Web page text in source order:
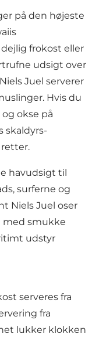
på den højeste
frokost eller
udsigt over
Juel serverer
Hvis du
okse på
skaldyrs-
havudsigt til
surferne og
Niels Juel oser
med smukke
udstyr
serveres fra
fra
lukker klokken